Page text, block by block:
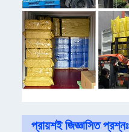
প্রায়শই জিজ্ঞাসিত প্রশ্নঃ